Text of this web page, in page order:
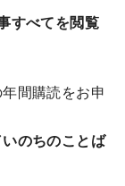
すべてを閲覧
間購読をお申
のちのことば